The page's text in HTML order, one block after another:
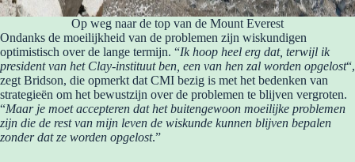
Op weg naar de top van de Mount Everest
Ondanks de moeilijkheid van de problemen zijn wiskundigen
optimistisch over de lange termijn. “Ik hoop heel erg dat, terwijl ik
president van het Clay-instituut ben, een van hen zal worden opgelost“,
zegt Bridson, die opmerkt dat CMI bezig is met het bedenken van
strategieën om het bewustzijn over de problemen te blijven vergroten.
“Maar je moet accepteren dat het buitengewoon moeilijke problemen
zijn die de rest van mijn leven de wiskunde kunnen blijven bepalen
zonder dat ze worden opgelost.”